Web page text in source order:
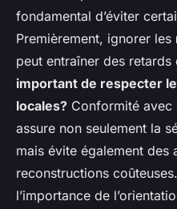
fondamental d’éviter
Premièrement, ignorer les
peut entraîner des retards
important de respecter
locales? Conformité avec
assure non seulement la
mais évite également des
reconstructions
l’importance de